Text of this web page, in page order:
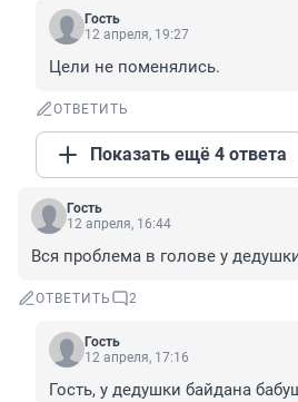
Гость
12 апреля, 19:27
Цели не поменялись.
ОТВЕТИТЬ
Показать ещё 4 ответа
Гость
12 апреля, 16:44
Вся проблема в голове у
ОТВЕТИТЬ 2
Гость
12 апреля, 17:16
Гость, у дедушки байдана